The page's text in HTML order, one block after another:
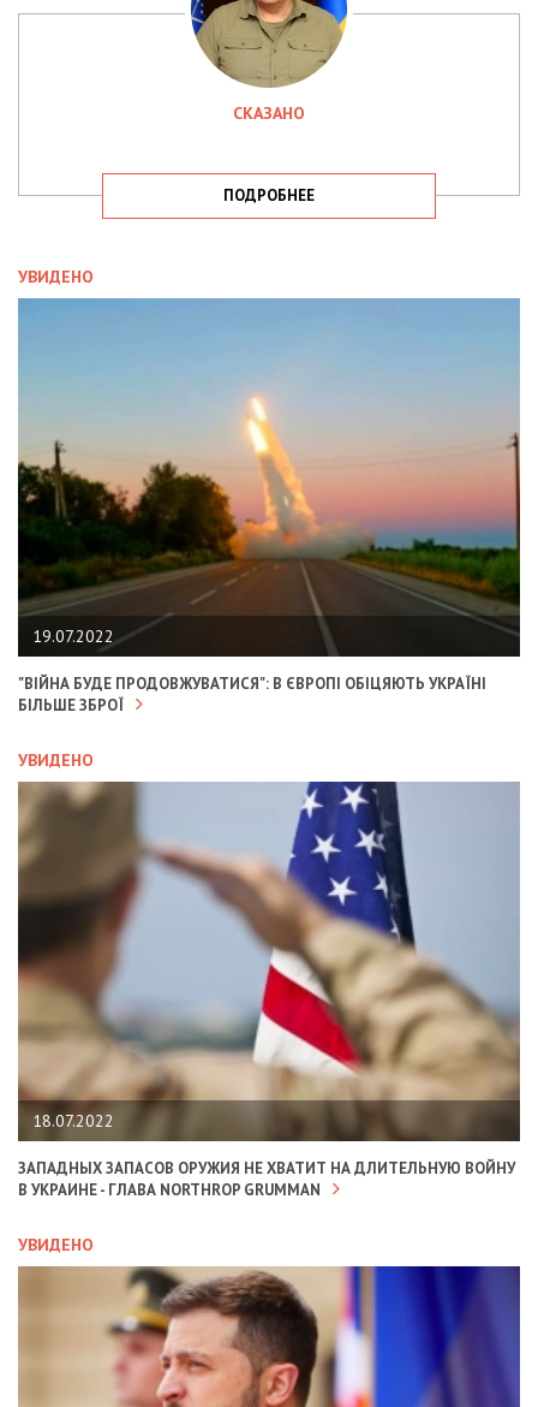
СКАЗАНО
ПОДРОБНЕЕ
УВИДЕНО
19.07.2022
"ВІЙНА БУДЕ ПРОДОВЖУВАТИСЯ": В ЄВРОПІ ОБІЦЯЮТЬ УКРАЇНІ
БІЛЬШЕ ЗБРОЇ
УВИДЕНО
18.07.2022
ЗАПАДНЫХ ЗАПАСОВ ОРУЖИЯ НЕ ХВАТИТ НА ДЛИТЕЛЬНУЮ ВОЙНУ
В УКРАИНЕ - ГЛАВА NORTHROP GRUMMAN
УВИДЕНО